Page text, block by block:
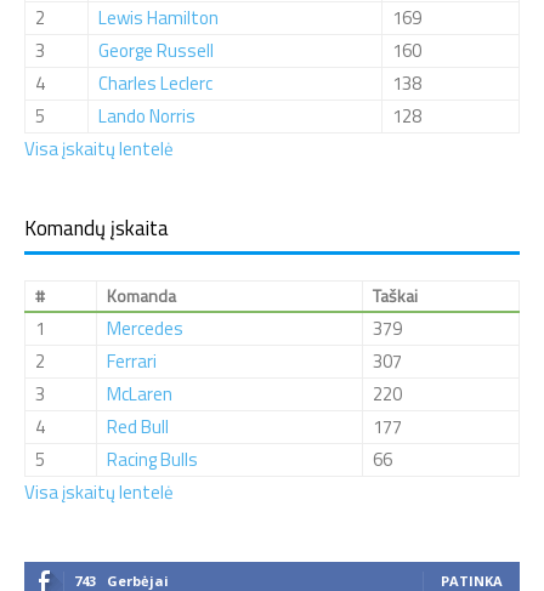
2
Lewis Hamilton
169
3
George Russell
160
4
Charles Leclerc
138
5
Lando Norris
128
Visa įskaitų lentelė
Komandų įskaita
# Komanda Taškai
1 Mercedes
379
2
Ferrari
307
3
McLaren
220
4
Red Bull
177
5
Racing Bulls
66
Visa įskaitų lentelė
743 Gerbėjai PATINKA